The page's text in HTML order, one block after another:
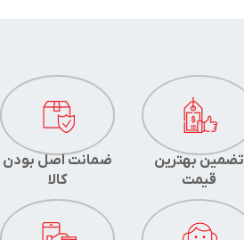
ضمانت اصل بودن
کالا
تضمین بهترین
قیمت